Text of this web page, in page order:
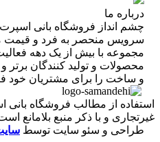
ما
انداز فروشگاه‌ بانی اسپرت، تامین
منحصر به فرد و قیمت
با بیش از یک دهه فعالیت
و تولید کنندگان برتر و
را برای مشتریان خود فراهم
از مطالب فروشگاه بانی
و با ذکر منبع بلامانع است.
و سئو سایت توسطسایت‌ساز